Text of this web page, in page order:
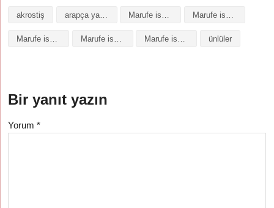
akrostiş arapça yazılışı
Marufe isminin baş harfleriyle şiir Marufe isminin kökeni Marufe isminin numerolojisi ünlüler
Bir yanıt yazın
Yorum*